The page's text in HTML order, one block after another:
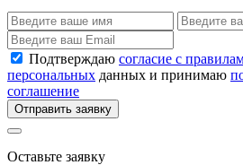
Подтверждаю согласие с
персональных данных и принимаю
соглашение
Отправить заявку
Оставьте заявку